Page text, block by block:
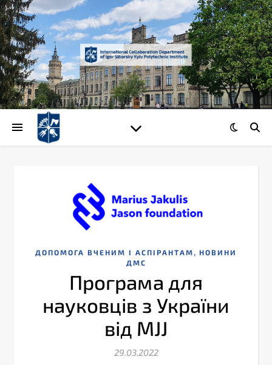
ДОПОМОГА ВЧЕНИМ І АСПІРАНТАМ , НОВИНИ
ДМС
Програма для
науковців з України
від MJJ
29.03.2022